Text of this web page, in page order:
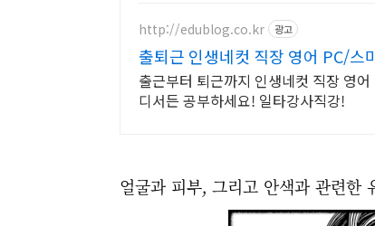
http://edublog.co.kr 광고
출퇴근 인생네컷 직장 영어 PC/스
출근부터 퇴근까지 인생네컷 직장 영
디서든 공부하세요! 일타강사직강!
얼굴과 피부, 그리고 안색과 관련한